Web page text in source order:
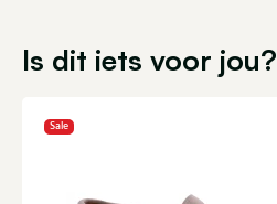
Is dit iets voor jou?
Sale